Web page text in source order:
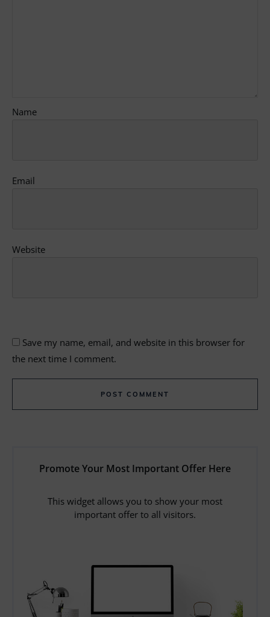
Name
Email
Website
Save my name, email, and website in this browser for
the next time I comment.
POST COMMENT
Promote Your Most Important Offer Here
This widget allows you to show your most
important offer to all visitors.